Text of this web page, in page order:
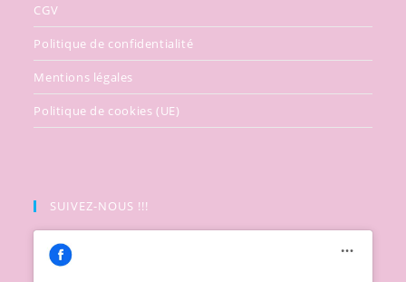
CGV
Politique de confidentialité
Mentions légales
Politique de cookies (UE)
SUIVEZ-NOUS !!!